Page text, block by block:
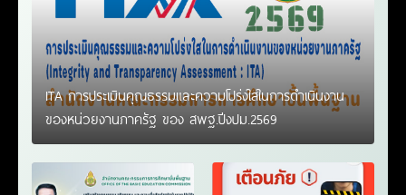
ITA การประเมินคุณธรรมและความโปร่งใสในการดำเนินงาน
ของหน่วยงานภาครัฐ ของ สพฐ.ปีงปม.2569